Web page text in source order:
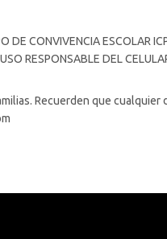
DE CONVIVENCIA ESCOLAR
RESPONSABLE DEL
Recuerden que